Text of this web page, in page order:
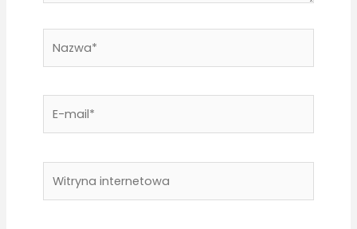
mail*
internetowa